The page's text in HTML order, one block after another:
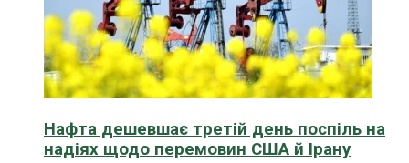
Нафта дешевшає третій день поспіль на
надіях щодо перемовин США й Ірану